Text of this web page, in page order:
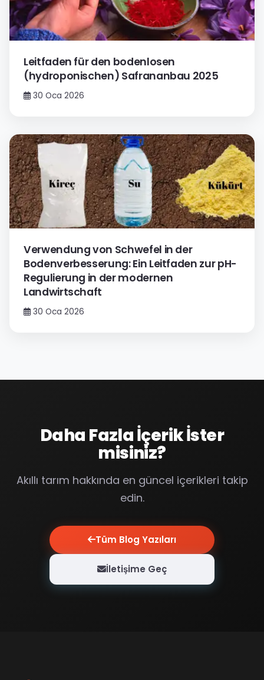
Leitfaden für den bodenlosen
(hydroponischen) Safrananbau 2025
30 Oca 2026
Verwendung von Schwefel in der
Bodenverbesserung: Ein Leitfaden zur pH-
Regulierung in der modernen
Landwirtschaft
30 Oca 2026
Daha Fazla İçerik İster
misiniz?
Akıllı tarım hakkında en güncel içerikleri takip
edin.
Tüm Blog Yazıları
İletişime Geç